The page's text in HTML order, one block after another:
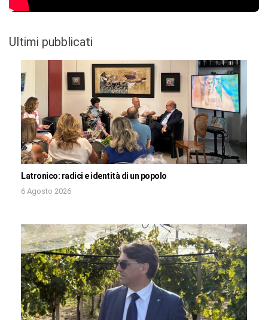
Ultimi pubblicati
Latronico: radici e identità di un popolo
6 Agosto 2026